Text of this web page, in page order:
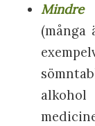
(många
alkohol